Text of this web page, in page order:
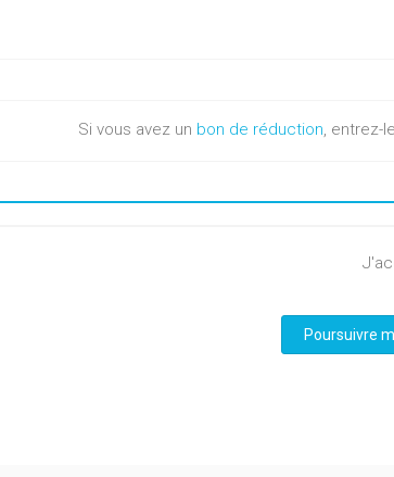
Si vous avez un bon de réduction, entrez-
Poursuivre